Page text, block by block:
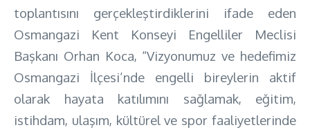
toplantısını gerçekleştirdiklerini ifade eden
Osmangazi Kent Konseyi Engelliler Meclisi
Başkanı Orhan Koca, “Vizyonumuz ve hedefimiz
Osmangazi İlçesi’nde engelli bireylerin aktif
olarak hayata katılımını sağlamak, eğitim,
istihdam, ulaşım, kültürel ve spor faaliyetlerinde